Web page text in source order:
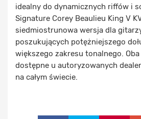
idealny do dynamicznych riffów i
Signature Corey Beaulieu King V
siedmiostrunowa wersja dla
poszukujących potężniejszego
większego zakresu tonalnego.
dostępne u autoryzowanych
na całym świecie.